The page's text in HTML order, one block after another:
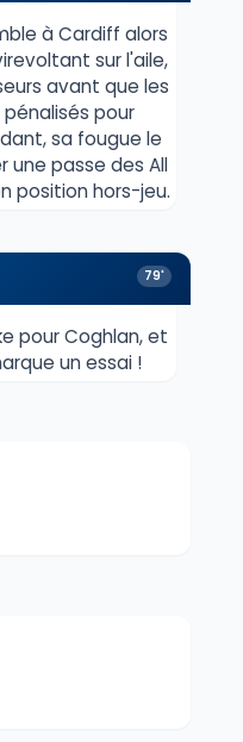
à Cardiff alors
sur l'aile,
avant que les
pour
sa fougue le
une passe des All
position hors-jeu.
79'
pour Coghlan, et
un essai !